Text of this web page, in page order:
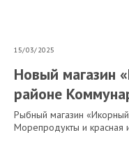
15/03/2025
Новый магазин
районе
Рыбный магазин
Морепродукты и красная